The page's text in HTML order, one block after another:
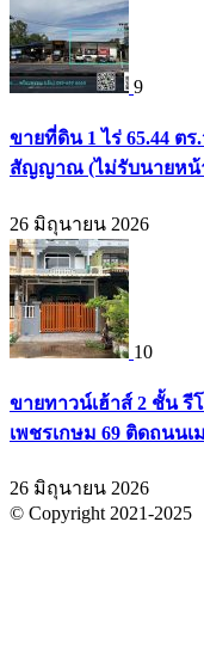
9
ขายที่ดิน 1 ไร่ 65.44 ตร
สัญญาณ (ไม่รับนายหน้า
26 มิถุนายน 2026
10
ขายทาวน์เฮ้าส์ 2 ชั้น รี
เพชรเกษม 69 ติดถนนเ
26 มิถุนายน 2026
© Copyright 2021-2025